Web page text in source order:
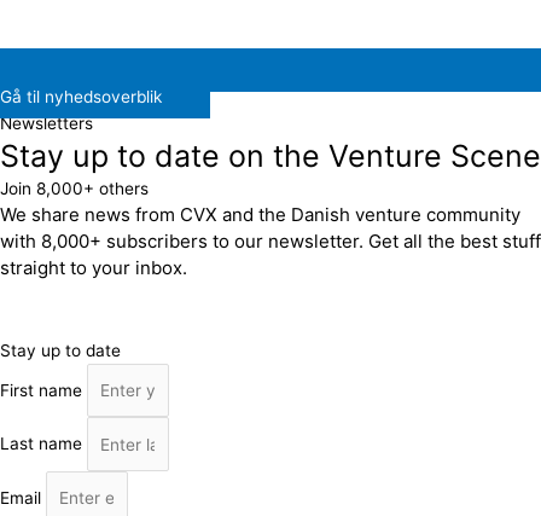
Gå til nyhedsoverblik
Newsletters
Stay up to date on the Venture Scene
Join 8,000+ others
We share news from CVX and the Danish venture community
with 8,000+ subscribers to our newsletter. Get all the best stuff
straight to your inbox.
Stay up to date
First name
Last name
Email